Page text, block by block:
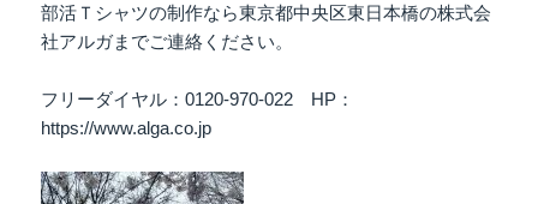
部活Ｔシャツの制作なら東京都中央区東日本橋の株式会
社アルガまでご連絡ください。
フリーダイヤル：0120-970-022 HP：
https://www.alga.co.jp